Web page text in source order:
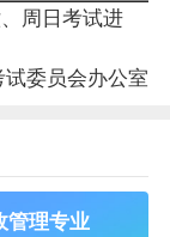
周日考试进
委员会办公室
管理专业